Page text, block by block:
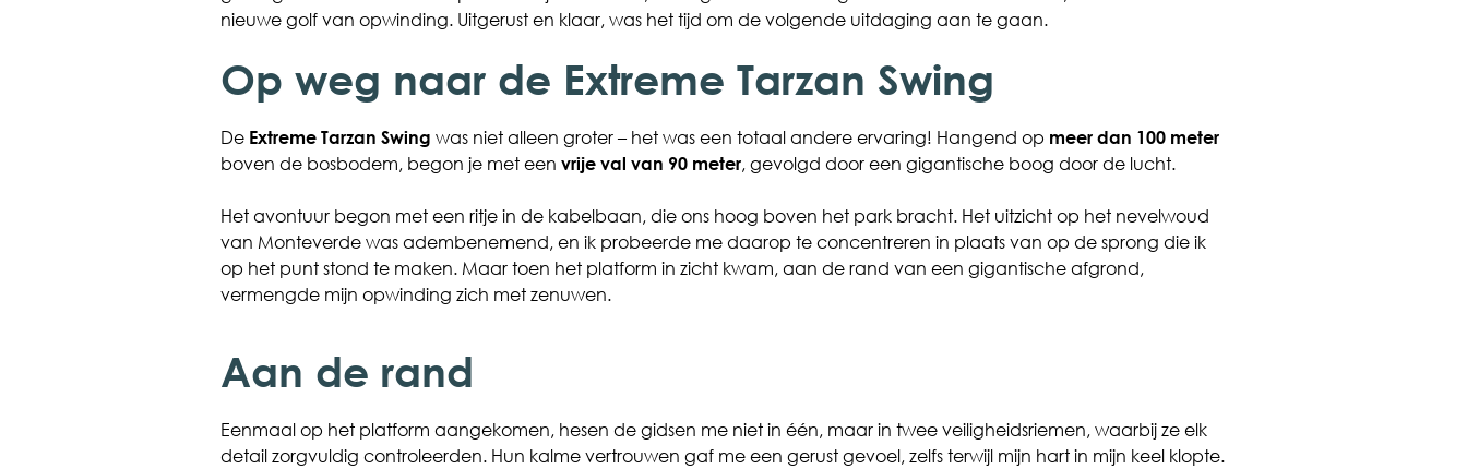
nieuwe golf van opwinding. Uitgerust en klaar, was het tijd om de volgende uitdaging aan te gaan.
Op weg naar de Extreme Tarzan Swing
De Extreme Tarzan Swing was niet alleen groter – het was een totaal andere ervaring! Hangend op meer dan 100 meter
boven de bosbodem, begon je met een vrije val van 90 meter, gevolgd door een gigantische boog door de lucht.
Het avontuur begon met een ritje in de kabelbaan, die ons hoog boven het park bracht. Het uitzicht op het nevelwoud
van Monteverde was adembenemend, en ik probeerde me daarop te concentreren in plaats van op de sprong die ik
op het punt stond te maken. Maar toen het platform in zicht kwam, aan de rand van een gigantische afgrond,
vermengde mijn opwinding zich met zenuwen.
Aan de rand
Eenmaal op het platform aangekomen, hesen de gidsen me niet in één, maar in twee veiligheidsriemen, waarbij ze elk
detail zorgvuldig controleerden. Hun kalme vertrouwen gaf me een gerust gevoel, zelfs terwijl mijn hart in mijn keel klopte.